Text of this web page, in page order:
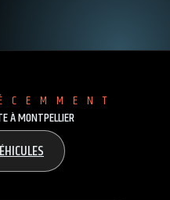
À MONTPELLIER